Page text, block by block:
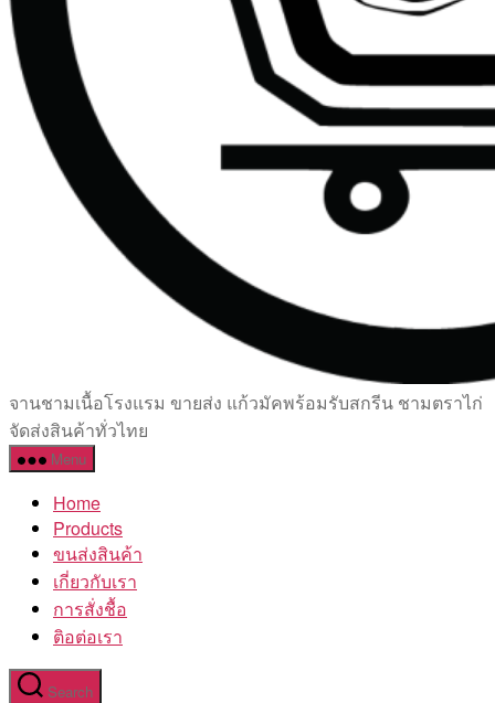
เซรามิค
ครบ
ครัน
โรงงาน
จานชามเนื้อโรงแรม ขายส่ง แก้วมัคพร้อมรับสกรีน ชามตราไก่
จัดส่งสินค้าทั่วไทย
Menu
Home
Products
ขนส่งสินค้า
เกี่ยวกับเรา
การสั่งชื้อ
ติอต่อเรา
Search